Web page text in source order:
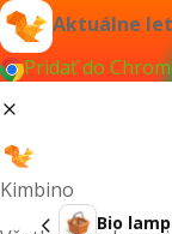
Aktuálne
Pridať do
Kimbino
Bio